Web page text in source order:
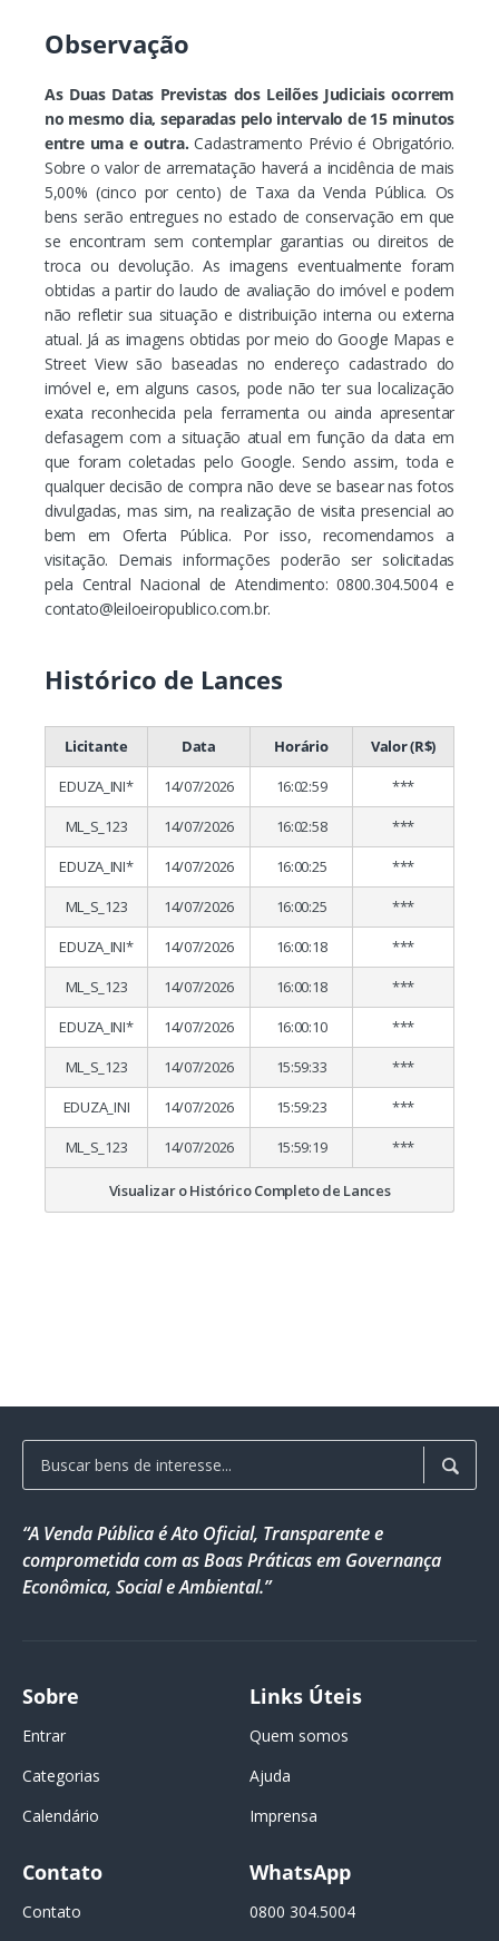
Observação
As Duas Datas Previstas dos Leilões Judiciais ocorrem
no mesmo dia, separadas pelo intervalo de 15 minutos
entre uma e outra. Cadastramento Prévio é Obrigatório.
Sobre o valor de arrematação haverá a incidência de mais
5,00% (cinco por cento) de Taxa da Venda Pública. Os
bens serão entregues no estado de conservação em que
se encontram sem contemplar garantias ou direitos de
troca ou devolução. As imagens eventualmente foram
obtidas a partir do laudo de avaliação do imóvel e podem
não refletir sua situação e distribuição interna ou externa
atual. Já as imagens obtidas por meio do Google Mapas e
Street View são baseadas no endereço cadastrado do
imóvel e, em alguns casos, pode não ter sua localização
exata reconhecida pela ferramenta ou ainda apresentar
defasagem com a situação atual em função da data em
que foram coletadas pelo Google. Sendo assim, toda e
qualquer decisão de compra não deve se basear nas fotos
divulgadas, mas sim, na realização de visita presencial ao
bem em Oferta Pública. Por isso, recomendamos a
visitação. Demais informações poderão ser solicitadas
pela Central Nacional de Atendimento: 0800.304.5004 e
contato@leiloeiropublico.com.br.
Histórico de Lances
Licitante Data Horário
Valor (R$)
EDUZA_INI*
14/07/2026 16:02:59
***
ML_S_123
14/07/2026 16:02:58
***
EDUZA_INI*
14/07/2026 16:00:25
***
ML_S_123
14/07/2026 16:00:25
***
EDUZA_INI*
14/07/2026 16:00:18
***
ML_S_123
14/07/2026 16:00:18
***
EDUZA_INI*
14/07/2026 16:00:10
***
ML_S_123
14/07/2026 15:59:33
***
EDUZA_INI
14/07/2026 15:59:23
***
ML_S_123
14/07/2026 15:59:19 ***
Visualizar o Histórico Completo de Lances
“A Venda Pública é Ato Oficial, Transparente e
comprometida com as Boas Práticas em Governança
Econômica, Social e Ambiental.”
Sobre
Entrar
Categorias
Calendário
Links Úteis
Quem somos
Ajuda
Imprensa
Contato
Contato
WhatsApp
0800 304.5004